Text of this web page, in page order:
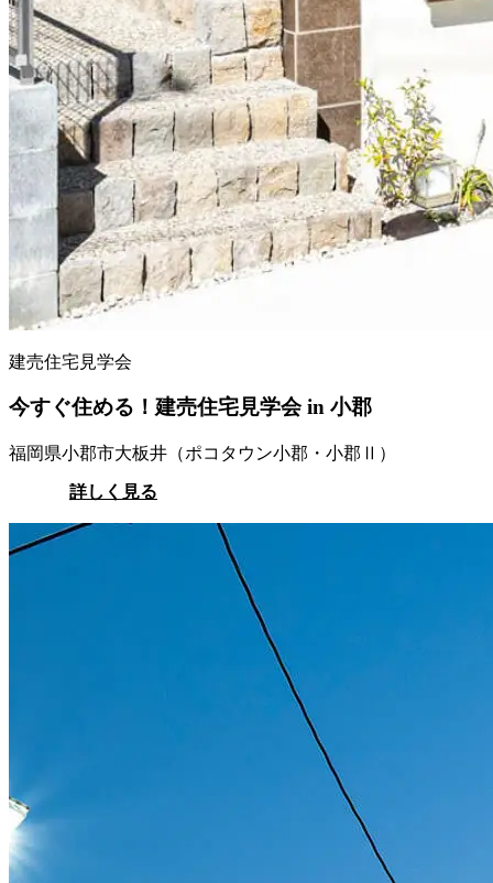
建売住宅見学会
今すぐ住める！建売住宅見学会 in 小郡
福岡県小郡市大板井（ポコタウン小郡・小郡Ⅱ）
詳しく見る